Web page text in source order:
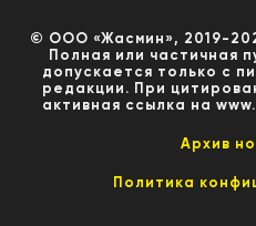
© ООО «Жасмин», 2019-
Полная или частичная
допускается только с
редакции. При
активная ссылка на
Архив
Политика